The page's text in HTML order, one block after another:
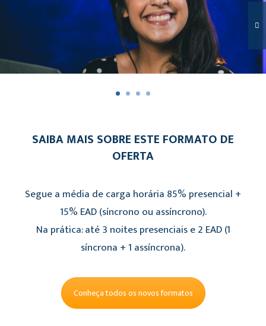
SAIBA MAIS SOBRE ESTE FORMATO DE
OFERTA
Segue a média de carga horária 85% presencial +
15% EAD (síncrono ou assíncrono).
Na prática: até 3 noites presenciais e 2 EAD (1
síncrona + 1 assíncrona).
Conheça todos os novos formatos